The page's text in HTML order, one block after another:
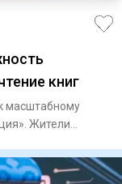
книг
масштабному
Жители